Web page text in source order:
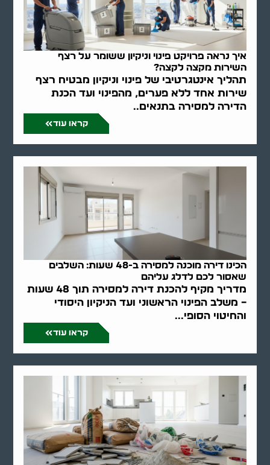
איך נראה פרויקט פינוי וניקיון ששומר על רצף
השירות מקצה לקצה?
תהליך אינטגרטיבי של פינוי וניקיון מבטיח רצף
שירות אחד ללא פערים, מהפינוי ועד הכנת
הדירה למסירה בתנאים..
קראו עוד
הכינו דירה מוכנה למסירה ב-48 שעות: השלבים
שאסור לכם לדלג עליהם
מדריך מקיף להכנת דירה למסירה תוך 48 שעות
– משלב הפינוי הראשוני ועד הניקיון היסודי
והחיטוי הסופי...
קראו עוד